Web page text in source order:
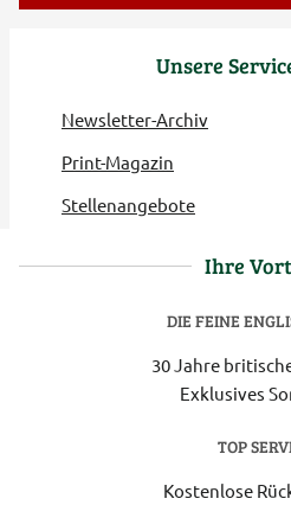
Unsere
Newsletter-Archiv
Print-Magazin
Stellenangebote
Ihre
DIE FEINE
30 Jahre
Exklusives
TOP
Kostenlose